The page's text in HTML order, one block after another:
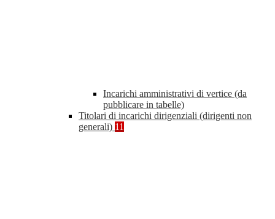
Incarichi amministrativi di vertice (da
pubblicare in tabelle)
Titolari di incarichi dirigenziali (dirigenti non
generali) 11